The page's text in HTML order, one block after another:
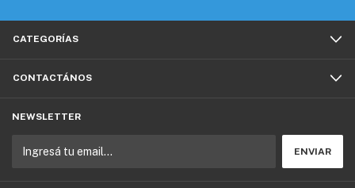
CATEGORÍAS
CONTACTÁNOS
NEWSLETTER